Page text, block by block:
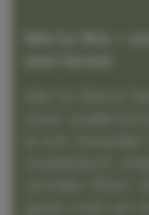
Me to We –